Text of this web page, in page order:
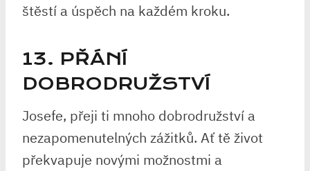
štěstí a úspěch na každém kroku.
13. PŘÁNÍ
DOBRODRUŽSTVÍ
Josefe, přeji ti mnoho dobrodružství a
nezapomenutelných zážitků. Ať tě život
překvapuje novými možnostmi a